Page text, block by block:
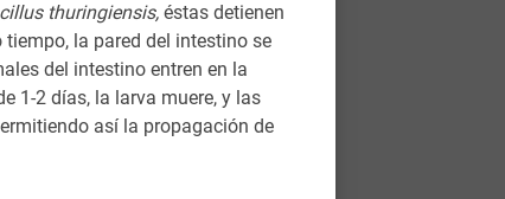
thuringiensis, éstas detienen
la pared del intestino se
del intestino entren en la
1-2 días, la larva muere, y las
así la propagación de